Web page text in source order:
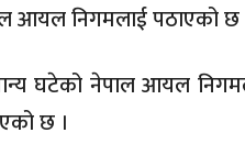
आयल निगमलाई पठाएको छ
घटेको नेपाल आयल
छ ।